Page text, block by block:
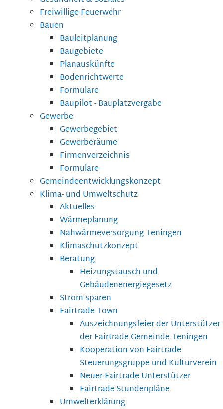
Freiwillige Feuerwehr
Bauen
Bauleitplanung
Baugebiete
Planauskünfte
Bodenrichtwerte
Formulare
Baupilot - Bauplatzvergabe
Gewerbe
Gewerbegebiet
Gewerberäume
Firmenverzeichnis
Formulare
Gemeindeentwicklungskonzept
Klima- und Umweltschutz
Aktuelles
Wärmeplanung
Nahwärmeversorgung Teningen
Klimaschutzkonzept
Beratung
Heizungstausch und
Gebäudenenergiegesetz
Strom sparen
Fairtrade Town
Auszeichnungsfeier der Unterstützer
der Fairtrade Gemeinde Teningen
Kooperation von Fairtrade
Steuerungsgruppe und Kulturverein
Neuer Fairtrade-Unterstützer
Fairtrade Stundenpläne
Umwelterklärung